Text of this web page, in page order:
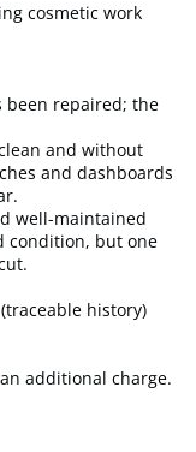
cosmetic work
been repaired; the
and without
and dashboards
well-maintained
condition, but one
history)
additional charge.